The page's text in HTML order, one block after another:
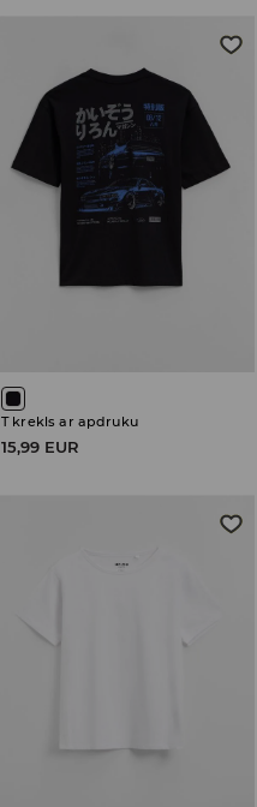
T krekls ar apdruku
15,99 EUR